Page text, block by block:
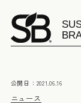
ニュース
公開日： 2021.06.16